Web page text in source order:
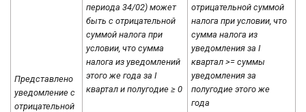
Представлено
уведомление с
отрицательной
периода 34/02) может
быть с отрицательной
суммой налога при
условии, что сумма
налога из уведомлений
этого же года за I
квартал и полугодие ≥ 0
отрицательной суммой
налога при условии, что
сумма налога из
уведомления за I
квартал >= суммы
уведомления за
полугодие этого же
года